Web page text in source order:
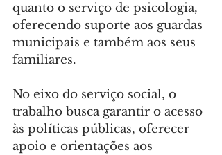
quanto o serviço de psicologia,
oferecendo suporte aos guardas
municipais e também aos seus
familiares.
No eixo do serviço social, o
trabalho busca garantir o acesso
às políticas públicas, oferecer
apoio e orientações aos